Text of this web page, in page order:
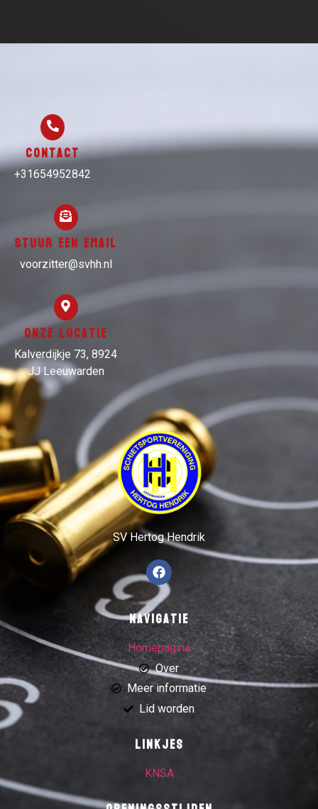
Contact
+31654952842
Stuur een email
voorzitter@svhh.nl
Onze locatie
Kalverdijkje 73, 8924
JJ Leeuwarden
SV Hertog Hendrik
Navigatie
Homepagina
Over
Meer informatie
Lid worden
Linkjes
KNSA